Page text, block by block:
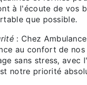
à l'écoute de vos
que possible.
: Chez
au confort de
sans stress, avec
notre priorité